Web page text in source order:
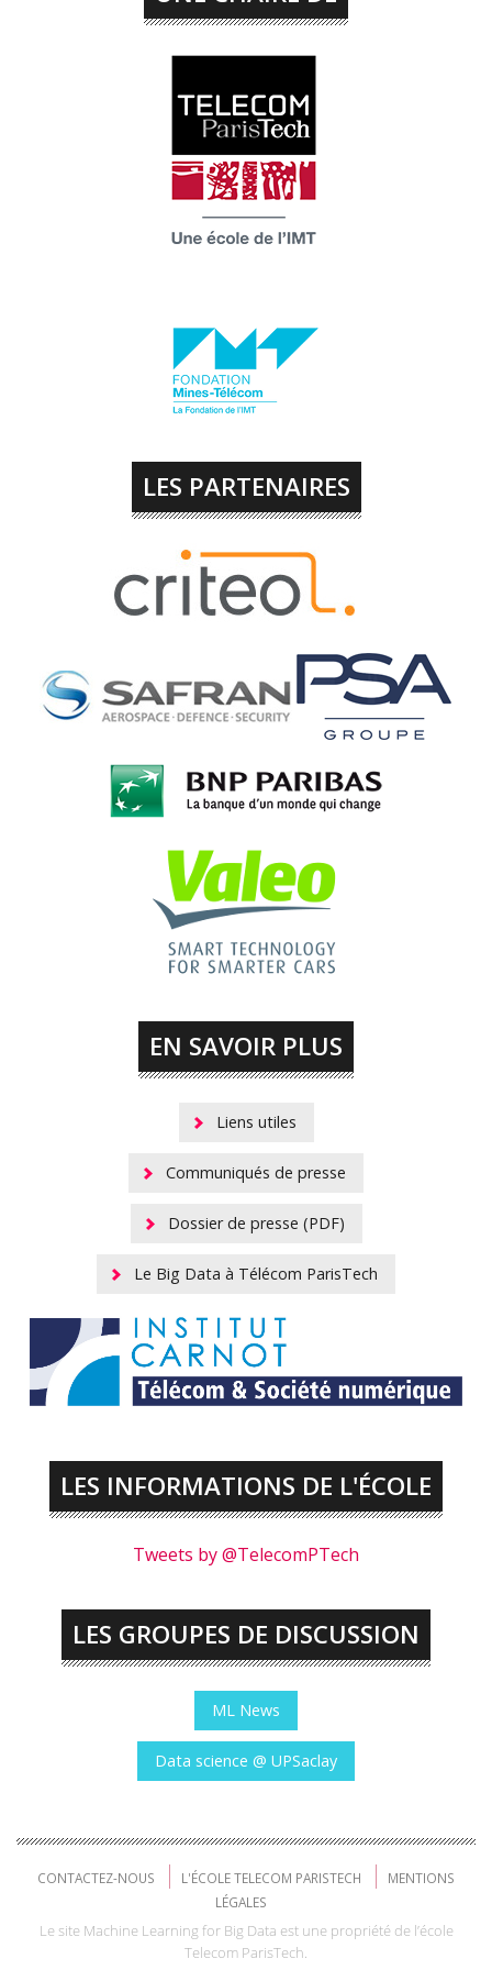
LES PARTENAIRES
EN SAVOIR PLUS
Liens utiles
Communiqués de presse
Dossier de presse (PDF)
Le Big Data à Télécom ParisTech
LES INFORMATIONS DE L'ÉCOLE
Tweets by @TelecomPTech
LES GROUPES DE DISCUSSION
ML News
Data science @ UPSaclay
CONTACTEZ-NOUS L'ÉCOLE TELECOM PARISTECH
MENTIONS
LÉGALES
Le site Machine Learning for Big Data est une propriété de l’école
Telecom ParisTech.